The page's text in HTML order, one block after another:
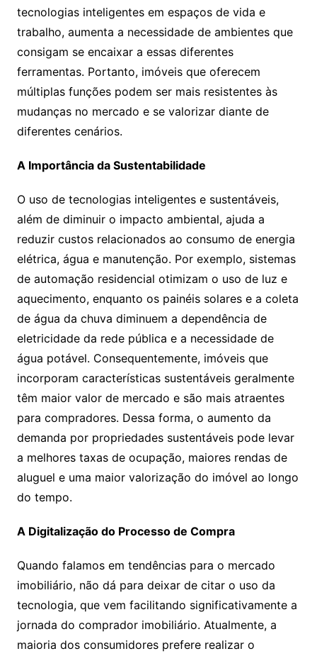
tecnologias inteligentes em espaços de vida e
trabalho, aumenta a necessidade de ambientes que
consigam se encaixar a essas diferentes
ferramentas. Portanto, imóveis que oferecem
múltiplas funções podem ser mais resistentes às
mudanças no mercado e se valorizar diante de
diferentes cenários.
A Importância da Sustentabilidade
O uso de tecnologias inteligentes e sustentáveis,
além de diminuir o impacto ambiental, ajuda a
reduzir custos relacionados ao consumo de energia
elétrica, água e manutenção. Por exemplo, sistemas
de automação residencial otimizam o uso de luz e
aquecimento, enquanto os painéis solares e a coleta
de água da chuva diminuem a dependência de
eletricidade da rede pública e a necessidade de
água potável. Consequentemente, imóveis que
incorporam características sustentáveis geralmente
têm maior valor de mercado e são mais atraentes
para compradores. Dessa forma, o aumento da
demanda por propriedades sustentáveis pode levar
a melhores taxas de ocupação, maiores rendas de
aluguel e uma maior valorização do imóvel ao longo
do tempo.
A Digitalização do Processo de Compra
Quando falamos em tendências para o mercado
imobiliário, não dá para deixar de citar o uso da
tecnologia, que vem facilitando significativamente a
jornada do comprador imobiliário. Atualmente, a
maioria dos consumidores prefere realizar o